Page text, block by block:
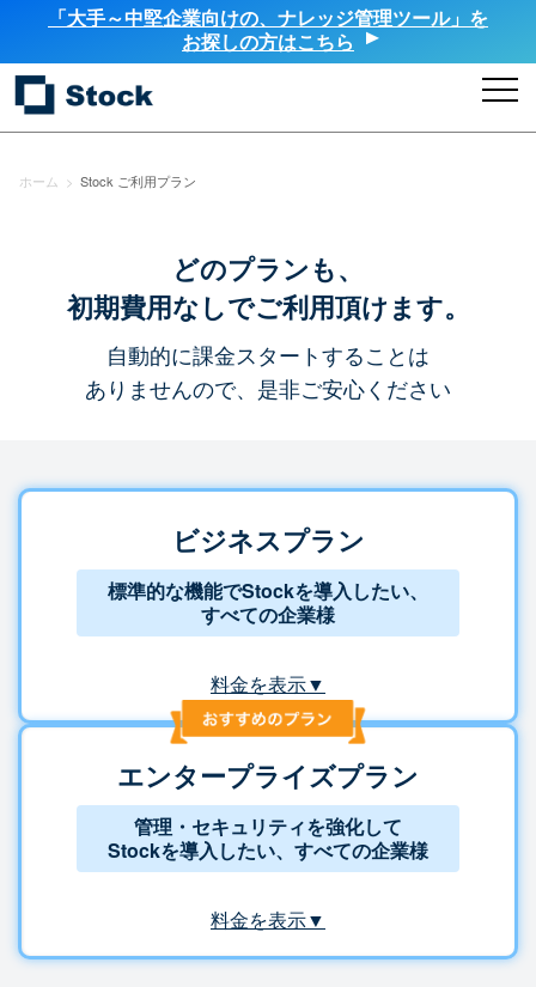
「大手～中堅企業向けの、ナレッジ管理ツール」を
お探しの方はこちら
ホーム > Stock ご利用プラン
どのプランも、
初期費用なしでご利用頂けます。
自動的に課金スタートすることは
ありませんので、是非ご安心ください
ビジネスプラン
標準的な機能でStockを導入したい、
すべての企業様
料金を表示▼
エンタープライズプラン
管理・セキュリティを強化して
Stockを導入したい、すべての企業様
料金を表示▼